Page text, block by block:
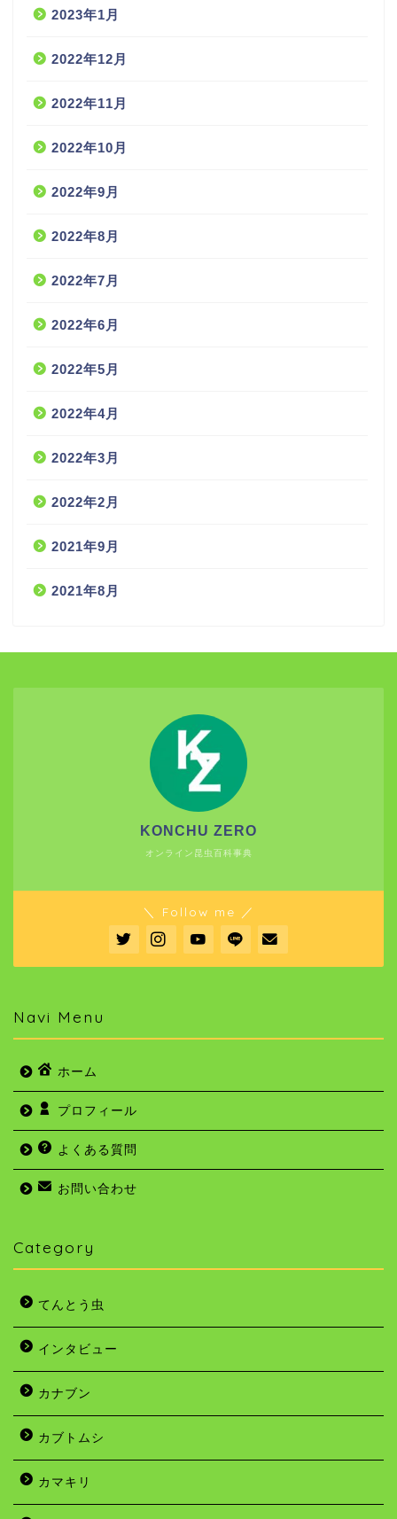
2023年1月
2022年12月
2022年11月
2022年10月
2022年9月
2022年8月
2022年7月
2022年6月
2022年5月
2022年4月
2022年3月
2022年2月
2021年9月
2021年8月
オンライン昆虫百科事典
KONCHU ZERO
＼ Follow me ／
Navi Menu
ホーム
プロフィール
よくある質問
お問い合わせ
Category
てんとう虫
インタビュー
カナブン
カブトムシ
カマキリ